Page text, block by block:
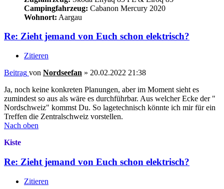
Campingfahrzeug: Cabanon Mercury 2020
Wohnort: Aargau
Re: Zieht jemand von Euch schon elektrisch?
Zitieren
Beitrag von Nordseefan » 20.02.2022 21:38
Ja, noch keine konkreten Planungen, aber im Moment sieht es
zumindest so aus als wäre es durchführbar. Aus welcher Ecke der "
Nordschweiz" kommst Du. So lagetechnisch könnte ich mir für ein
Treffen die Zentralschweiz vorstellen.
Nach oben
Kiste
Re: Zieht jemand von Euch schon elektrisch?
Zitieren